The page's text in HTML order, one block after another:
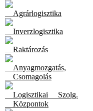
Agrárlogisztika
Inverzlogisztika
Raktározás
Anyagmozgatás,
Csomagolás
Logisztikai Szolg.
Központok